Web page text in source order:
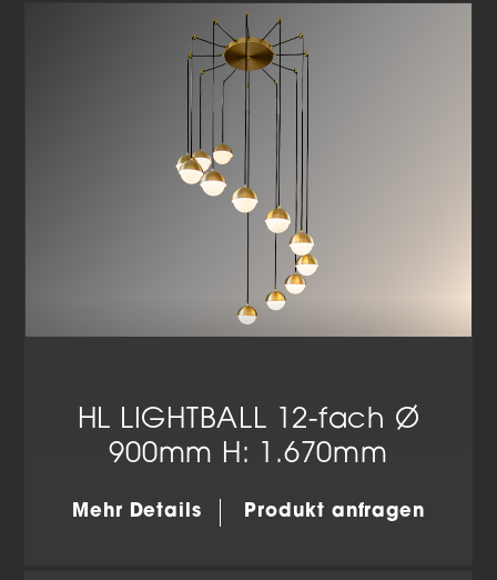
HL LIGHTBALL 12-fach Ø
900mm H: 1.670mm
Mehr Details Produkt anfragen
Cookie-Informationen anzeigen
Datenschutzerklärung